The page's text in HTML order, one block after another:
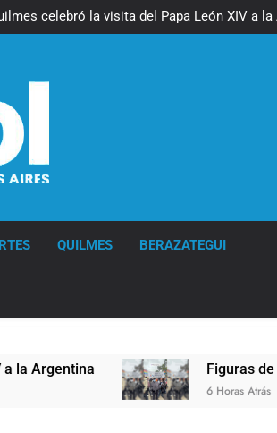
celebró la visita del Papa León XIV a la
se sumaron a la marcha frente al
celebró la visita del Papa León XIV a la
se sumaron a la marcha frente al Congreso
para los activos argentinos: cayeron las
y el riesgo país quedó al borde de los
QUILMES BERAZATEGUI
Figuras de la
6 Horas Atrás